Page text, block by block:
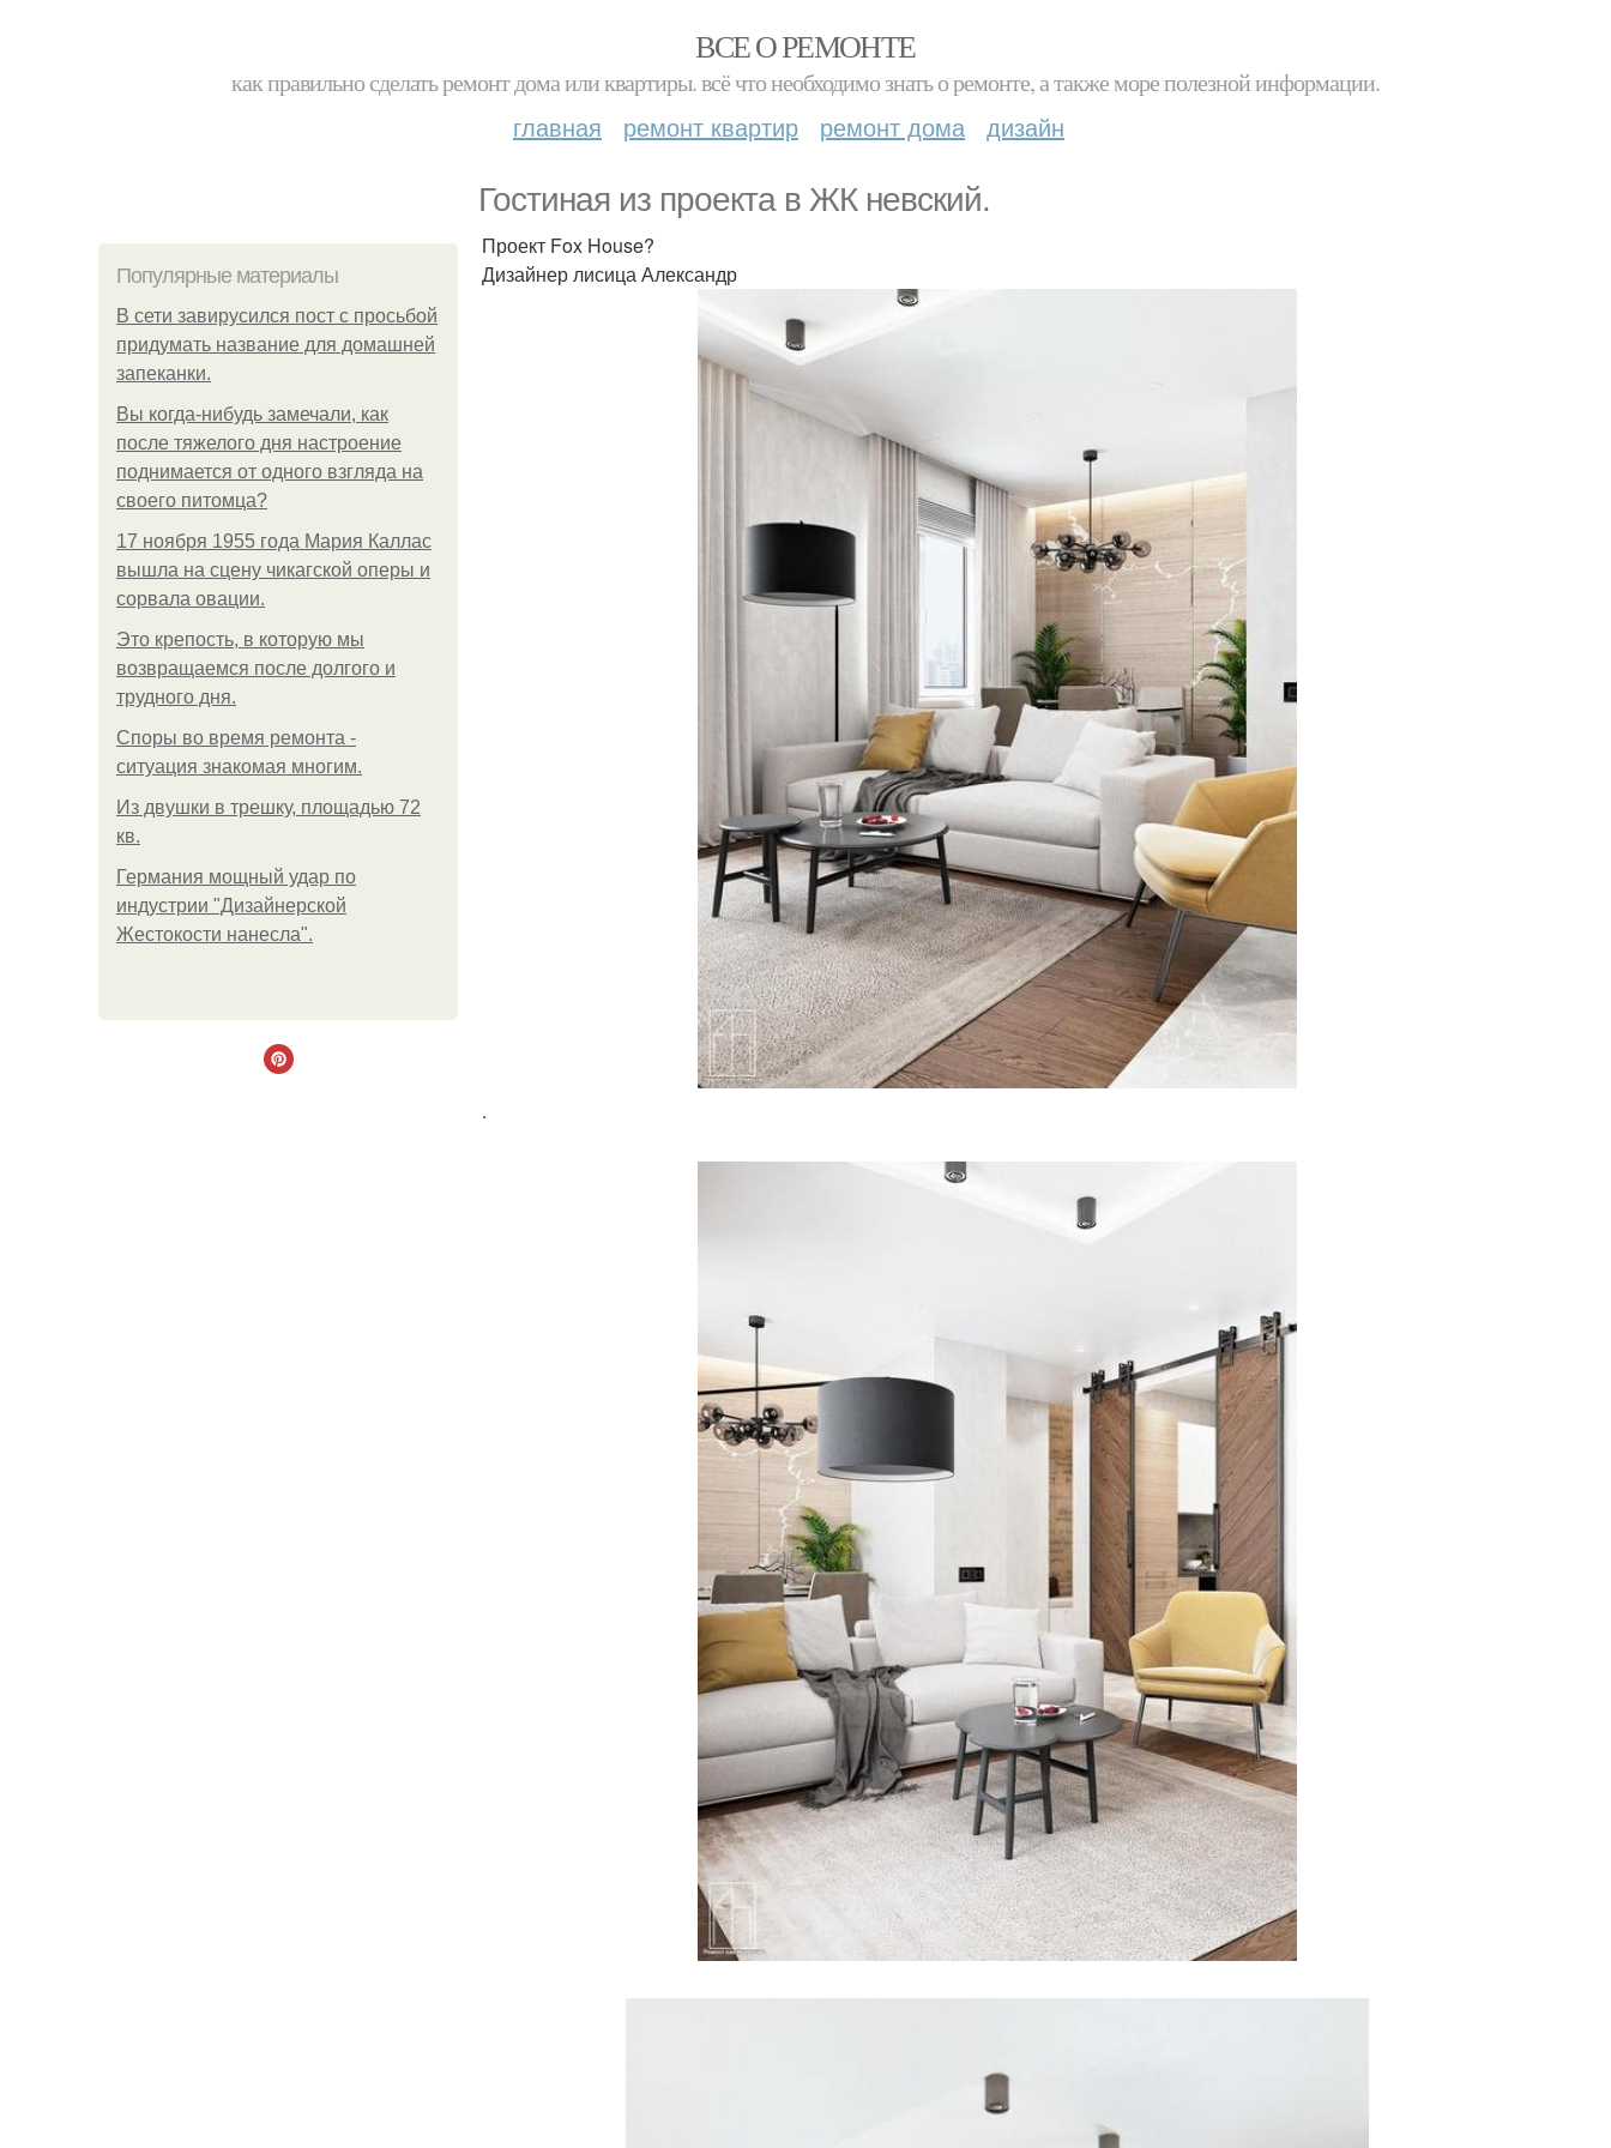
ВСЕ О РЕМОНТЕ
как правильно сделать ремонт дома или квартиры. всё что необходимо знать о ремонте, а также море полезной информации.
главная ремонт квартир ремонт дома дизайн
Гостиная из проекта в ЖК невский.
Популярные материалы
В сети завирусился пост с просьбой
придумать название для домашней
запеканки.
Вы когда-нибудь замечали, как
после тяжелого дня настроение
поднимается от одного взгляда на
своего питомца?
17 ноября 1955 года Мария Каллас
вышла на сцену чикагской оперы и
сорвала овации.
Это крепость, в которую мы
возвращаемся после долгого и
трудного дня.
Споры во время ремонта -
ситуация знакомая многим.
Из двушки в трешку, площадью 72
кв.
Германия мощный удар по
индустрии "Дизайнерской
Жестокости нанесла".
Проект Fox House?
Дизайнер лисица Александр
.